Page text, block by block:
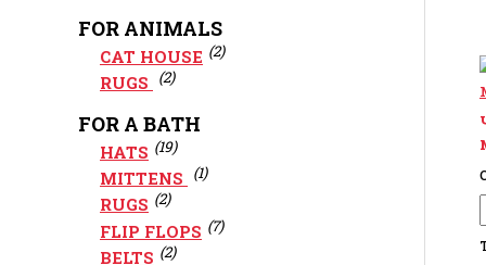
FOR ANIMALS
CAT HOUSE (2)
RUGS (2)
FOR A BATH
HATS (19)
MITTENS (1)
RUGS (2)
FLIP FLOPS (7)
BELTS (2)